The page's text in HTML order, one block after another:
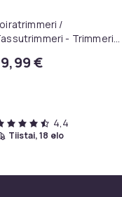
/
- Trimmeri
€
4,4
tiistai, 18 elo